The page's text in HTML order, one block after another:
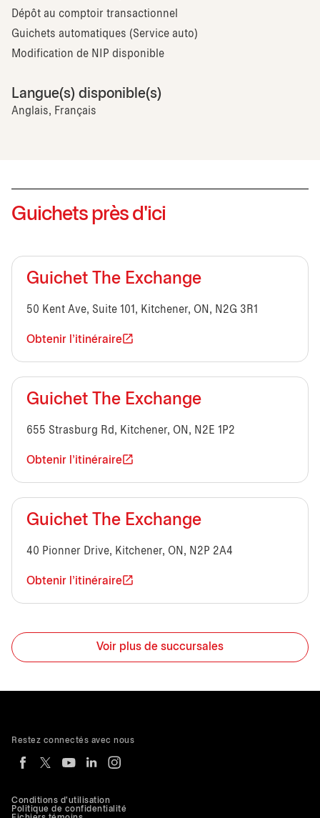
Dépôt au comptoir transactionnel
Guichets automatiques (Service auto)
Modification de NIP disponible
Langue(s) disponible(s)
Anglais, Français
Guichets près d'ici
Guichet The Exchange
50 Kent Ave, Suite 101, Kitchener, ON, N2G 3R1
Obtenir l'itinéraire
Guichet The Exchange
655 Strasburg Rd, Kitchener, ON, N2E 1P2
Obtenir l'itinéraire
Guichet The Exchange
40 Pionner Drive, Kitchener, ON, N2P 2A4
Obtenir l'itinéraire
Voir plus de succursales
Conditions d'utilisation
Politique de confidentialité
Restez connectés avec nous